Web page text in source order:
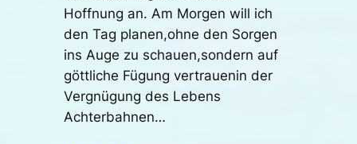
Hoffnung an. Am Morgen will ich
den Tag planen,ohne den Sorgen
ins Auge zu schauen,sondern auf
göttliche Fügung vertrauenin der
Vergnügung des Lebens
Achterbahnen…